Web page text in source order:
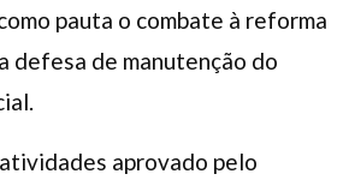
pauta o combate à reforma
defesa de manutenção do
aprovado pelo